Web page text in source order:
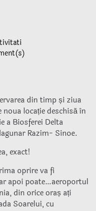
din timp și ziua
locație deschisă în
a Biosferei Delta
Razim- Sinoe.
exact!
oprire va fi
apoi poate…aeroportul
din orice oraș ați
Soarelui, cu